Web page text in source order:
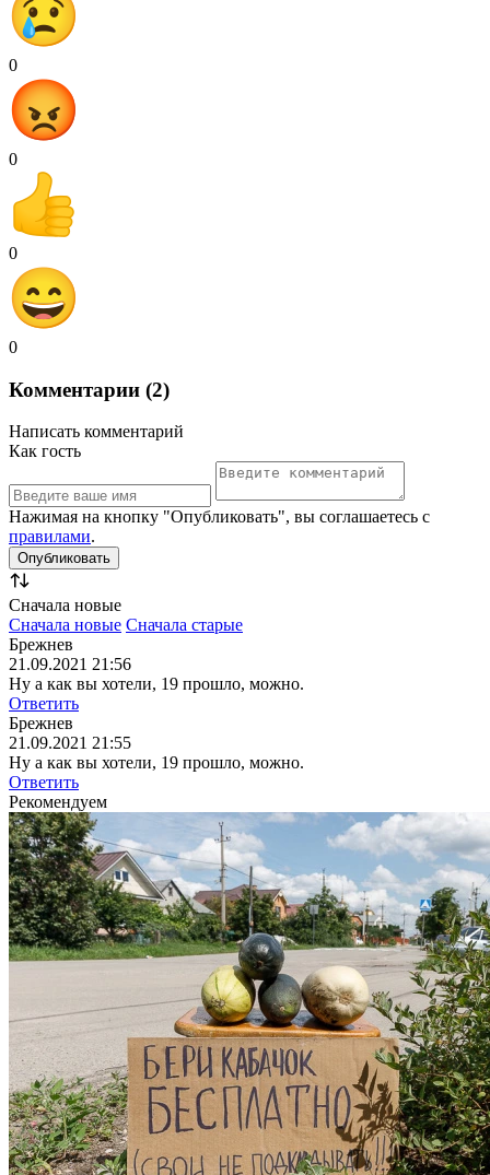
0
0
0
0
Комментарии (2)
Написать комментарий
Как гость
Нажимая на кнопку "Опубликовать", вы соглашаетесь с
правилами.
Сначала новые
Сначала новые Сначала старые
Брежнев
21.09.2021 21:56
Ну а как вы хотели, 19 прошло, можно.
Ответить
Брежнев
21.09.2021 21:55
Ну а как вы хотели, 19 прошло, можно.
Ответить
Рекомендуем